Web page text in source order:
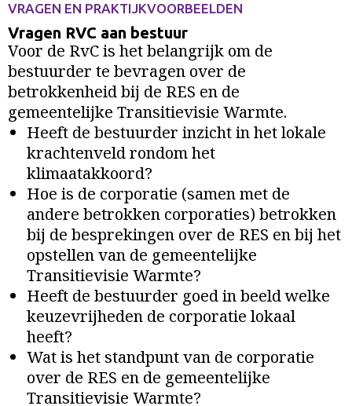
VRAGEN EN PRAKTIJKVOORBEELDEN
Vragen RVC aan bestuur
Voor de RvC is het belangrijk om de
bestuurder te bevragen over de
betrokkenheid bij de RES en de
gemeentelijke Transitievisie Warmte.
Heeft de bestuurder inzicht in het lokale
krachtenveld rondom het
klimaatakkoord?
Hoe is de corporatie (samen met de
andere betrokken corporaties) betrokken
bij de besprekingen over de RES en bij het
opstellen van de gemeentelijke
Transitievisie Warmte?
Heeft de bestuurder goed in beeld welke
keuzevrijheden de corporatie lokaal
heeft?
Wat is het standpunt van de corporatie
over de RES en de gemeentelijke
Transitievisie Warmte?